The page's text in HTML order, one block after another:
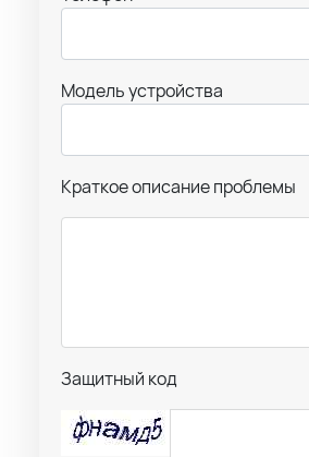
Модель устройства
Краткое описание проблемы
Защитный код